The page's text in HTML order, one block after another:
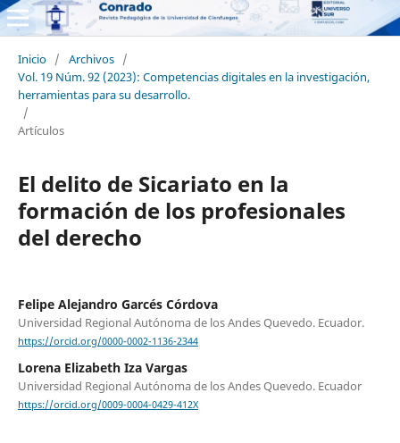
Inicio / Archivos /
Vol. 19 Núm. 92 (2023): Competencias digitales en la investigación,
herramientas para su desarrollo.
/
Artículos
El delito de Sicariato en la
formación de los profesionales
del derecho
Felipe Alejandro Garcés Córdova
Universidad Regional Autónoma de los Andes Quevedo. Ecuador.
https://orcid.org/0000-0002-1136-2344
Lorena Elizabeth Iza Vargas
Universidad Regional Autónoma de los Andes Quevedo. Ecuador
https://orcid.org/0009-0004-0429-412X